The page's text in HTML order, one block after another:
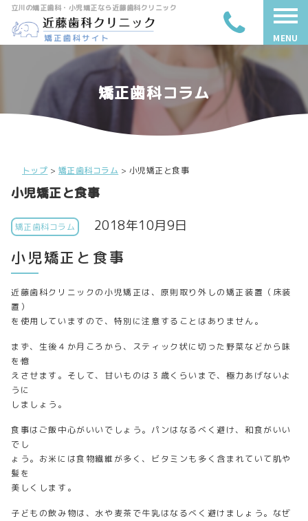
MENU
立川の矯正歯科・小児矯正なら近藤歯科クリニック
矯正歯科コラム
トップ > 矯正歯科コラム > 小児矯正と食事
小児矯正と食事
矯正歯科コラム 2018年10月9日
小児矯正と食事
近藤歯科クリニックの小児矯正は、原則取り外しの矯正装置（床装
置）
を使用していますので、特別に注意することはありません。
まず、生後４か月ころから、スティック状に切った野菜などから味
を憶
えさせます。そして、甘いものは３歳くらいまで、極力あげないよ
うに
しましょう。
食事はご飯中心がいいでしょう。パンはなるべく避け、和食がいい
でし
ょう。お米には食物繊維が多く、ビタミンも多く含まれていて肌や
髪を
美しくします。
子どもの飲み物は、水や麦茶で牛乳はなるべく避けましょう。なぜ